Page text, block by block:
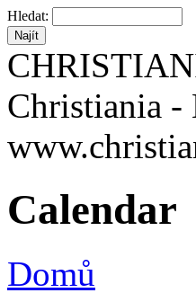
Hledat:
Christiania -
Calendar
Domů